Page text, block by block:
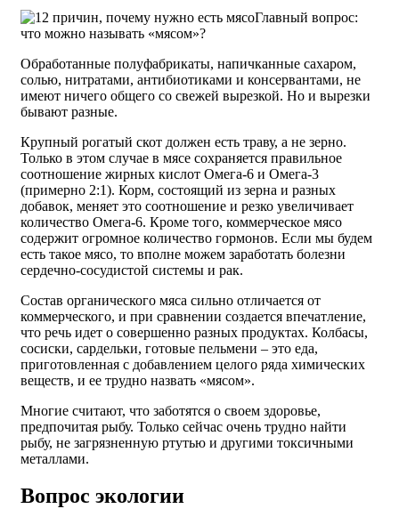
Главный вопрос:
что можно называть «мясом»?
Обработанные полуфабрикаты, напичканные сахаром,
солью, нитратами, антибиотиками и консервантами, не
имеют ничего общего со свежей вырезкой. Но и вырезки
бывают разные.
Крупный рогатый скот должен есть траву, а не зерно.
Только в этом случае в мясе сохраняется правильное
соотношение жирных кислот Омега-6 и Омега-3
(примерно 2:1). Корм, состоящий из зерна и разных
добавок, меняет это соотношение и резко увеличивает
количество Омега-6. Кроме того, коммерческое мясо
содержит огромное количество гормонов. Если мы будем
есть такое мясо, то вполне можем заработать болезни
сердечно-сосудистой системы и рак.
Состав органического мяса сильно отличается от
коммерческого, и при сравнении создается впечатление,
что речь идет о совершенно разных продуктах. Колбасы,
сосиски, сардельки, готовые пельмени – это еда,
приготовленная с добавлением целого ряда химических
веществ, и ее трудно назвать «мясом».
Многие считают, что заботятся о своем здоровье,
предпочитая рыбу. Только сейчас очень трудно найти
рыбу, не загрязненную ртутью и другими токсичными
металлами.
Вопрос экологии